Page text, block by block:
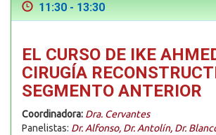
11:30 - 13:30
EL CURSO DE IKE
CIRUGÍA
SEGMENTO ANTERIOR
Coordinadora: Dra. Cervantes
Panelistas: Dr. Alfonso, Dr. Antolín, Dr.